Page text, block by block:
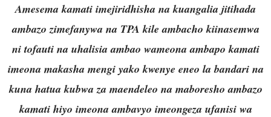
Amesema kamati imejiridhisha na kuangalia jitihada
ambazo zimefanywa na TPA kile ambacho kiinasemwa
ni tofauti na uhalisia ambao wameona ambapo kamati
imeona makasha mengi yako kwenye eneo la bandari na
kuna hatua kubwa za maendeleo na maboresho ambazo
kamati hiyo imeona ambavyo imeongeza ufanisi wa